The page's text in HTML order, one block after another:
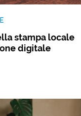
stampa locale
digitale